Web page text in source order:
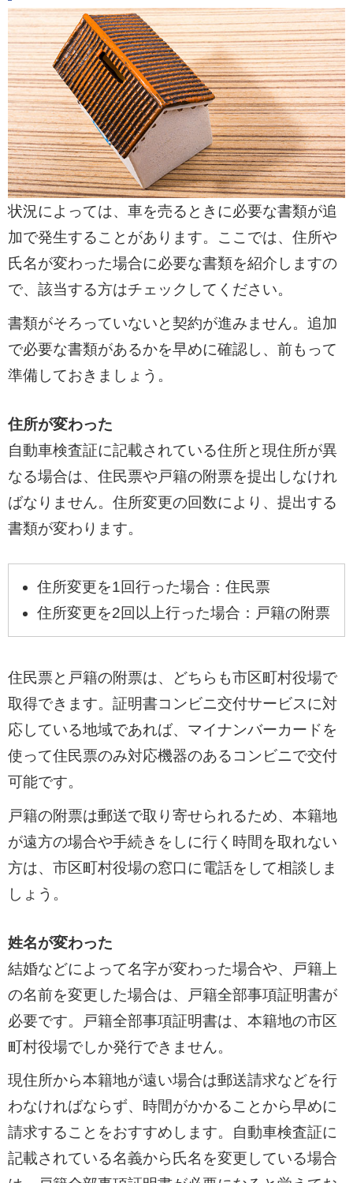
状況によっては、車を売るときに必要な書類が追
加で発生することがあります。ここでは、住所や
氏名が変わった場合に必要な書類を紹介しますの
で、該当する方はチェックしてください。
書類がそろっていないと契約が進みません。追加
で必要な書類があるかを早めに確認し、前もって
準備しておきましょう。
住所が変わった
自動車検査証に記載されている住所と現住所が異
なる場合は、住民票や戸籍の附票を提出しなけれ
ばなりません。住所変更の回数により、提出する
書類が変わります。
住所変更を1回行った場合：住民票
住所変更を2回以上行った場合：戸籍の附票
住民票と戸籍の附票は、どちらも市区町村役場で
取得できます。証明書コンビニ交付サービスに対
応している地域であれば、マイナンバーカードを
使って住民票のみ対応機器のあるコンビニで交付
可能です。
戸籍の附票は郵送で取り寄せられるため、本籍地
が遠方の場合や手続きをしに行く時間を取れない
方は、市区町村役場の窓口に電話をして相談しま
しょう。
姓名が変わった
結婚などによって名字が変わった場合や、戸籍上
の名前を変更した場合は、戸籍全部事項証明書が
必要です。戸籍全部事項証明書は、本籍地の市区
町村役場でしか発行できません。
現住所から本籍地が遠い場合は郵送請求などを行
わなければならず、時間がかかることから早めに
請求することをおすすめします。自動車検査証に
記載されている名義から氏名を変更している場合